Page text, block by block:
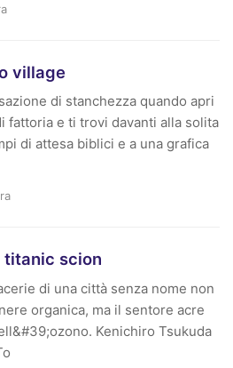
village
di stanchezza quando apri
fattoria e ti trovi davanti alla solita
di attesa biblici e a una grafica
titanic scion
di una città senza nome non
organica, ma il sentore acre
Kenichiro Tsukuda